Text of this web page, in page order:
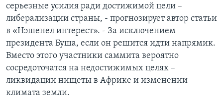
серьезные усилия ради достижимой цели –
либерализации страны, - прогнозирует автор статьи
в «Нэшенел интерест». - За исключением
президента Буша, если он решится идти напрямик.
Вместо этого участники саммита вероятно
сосредоточатся на недостижимых целях –
ликвидации нищеты в Африке и изменении
климата земли.